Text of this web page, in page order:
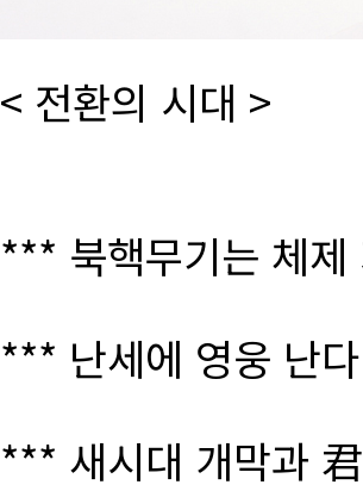
< 전환의 시대 >
*** 북핵무기는 체
*** 난세에 영웅 난
*** 새시대 개막과